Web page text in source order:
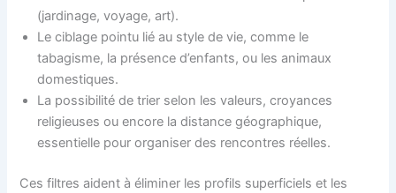
(jardinage, voyage, art).
Le ciblage pointu lié au style de vie, comme le
tabagisme, la présence d’enfants, ou les animaux
domestiques.
La possibilité de trier selon les valeurs, croyances
religieuses ou encore la distance géographique,
essentielle pour organiser des rencontres réelles.
Ces filtres aident à éliminer les profils superficiels et les